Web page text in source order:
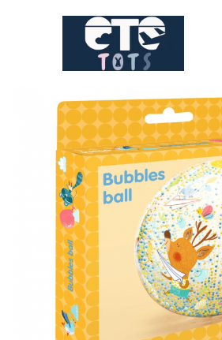
CĂRUCIOARE & SCAUNE AUTO
cărucioare NUNA
cărucioare U-GROW
scaune auto pentru avion
accesorii cărucioare
accesorii scaun auto
accesorii scaun avion